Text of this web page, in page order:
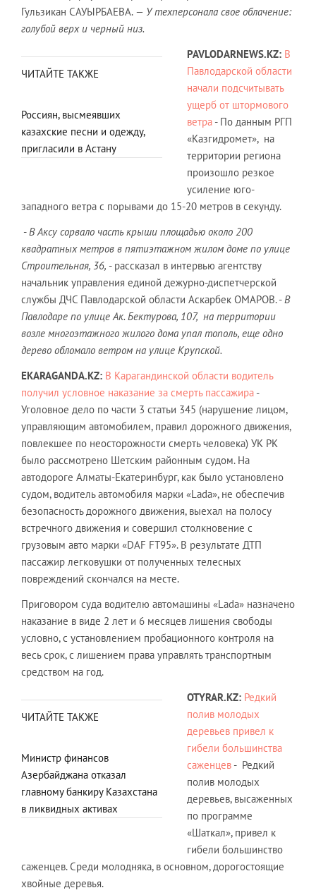
Гульзикан САУЫРБАЕВА. — У техперсонала свое облачение:
голубой верх и черный низ.
ЧИТАЙТЕ ТАКЖЕ
Россиян, высмеявших
казахские песни и одежду,
пригласили в Астану
PAVLODARNEWS.KZ: В
Павлодарской области
начали подсчитывать
ущерб от штормового
ветра - По данным РГП
«Казгидромет», на
территории региона
произошло резкое
усиление юго-
западного ветра с порывами до 15-20 метров в секунду.
-В Аксу сорвало часть крыши площадью около 200
квадратных метров в пятиэтажном жилом доме по улице
Строительная, 36, - рассказал в интервью агентству
начальник управления единой дежурно-диспетчерской
службы ДЧС Павлодарской области Аскарбек ОМАРОВ. -В
Павлодаре по улице Ак. Бектурова, 107, на территории
возле многоэтажного жилого дома упал тополь, еще одно
дерево обломало ветром на улице Крупской.
EKARAGANDA.KZ: В Карагандинской области водитель
получил условное наказание за смерть пассажира -
Уголовное дело по части 3 статьи 345 (нарушение лицом,
управляющим автомобилем, правил дорожного движения,
повлекшее по неосторожности смерть человека) УК РК
было рассмотрено Шетским районным судом. На
автодороге Алматы-Екатеринбург, как было установлено
судом, водитель автомобиля марки «Lada», не обеспечив
безопасность дорожного движения, выехал на полосу
встречного движения и совершил столкновение с
грузовым авто марки «DAF FT95». В результате ДТП
пассажир легковушки от полученных телесных
повреждений скончался на месте.
Приговором суда водителю автомашины «Lada» назначено
наказание в виде 2 лет и 6 месяцев лишения свободы
условно, с установлением пробационного контроля на
весь срок, с лишением права управлять транспортным
средством на год.
ЧИТАЙТЕ ТАКЖЕ
Министр финансов
Азербайджана отказал
главному банкиру Казахстана
в ликвидных активах
OTYRAR.KZ: Редкий
полив молодых
деревьев привел к
гибели большинства
саженцев - Редкий
полив молодых
деревьев, высаженных
по программе
«Шаткал», привел к
гибели большинство
саженцев. Среди молодняка, в основном, дорогостоящие
хвойные деревья.